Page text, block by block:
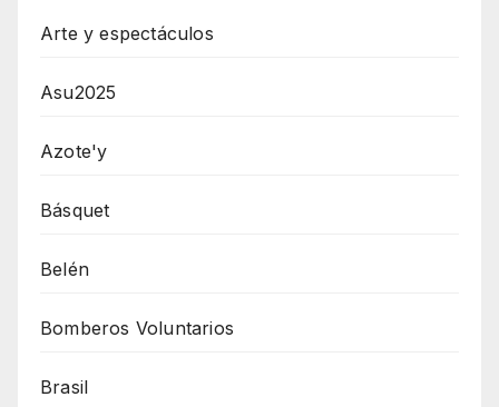
Arte y espectáculos
Asu2025
Azote'y
Básquet
Belén
Bomberos Voluntarios
Brasil